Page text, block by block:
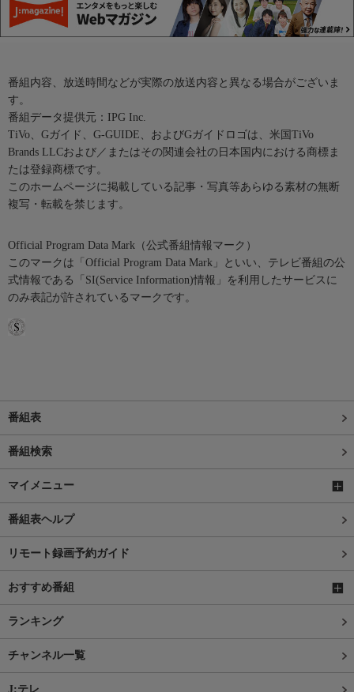
番組内容、放送時間などが実際の放送内容と異なる場合がございま
す。
番組データ提供元：IPG Inc.
TiVo、Gガイド、G-GUIDE、およびGガイドロゴは、米国TiVo
Brands LLCおよび／またはその関連会社の日本国内における商標ま
たは登録商標です。
このホームページに掲載している記事・写真等あらゆる素材の無断
複写・転載を禁じます。
Official Program Data Mark（公式番組情報マーク）
このマークは「Official Program Data Mark」といい、テレビ番組の公
式情報である「SI(Service Information)情報」を利用したサービスに
のみ表記が許されているマークです。
番組表
番組検索
マイメニュー
番組表ヘルプ
リモート録画予約ガイド
おすすめ番組
ランキング
チャンネル一覧
J:テレ